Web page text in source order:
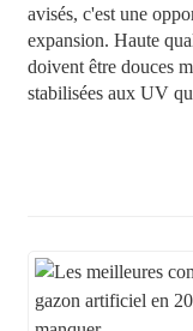
avisés, c'est une
expansion. Haute
doivent être douces
stabilisées aux UV